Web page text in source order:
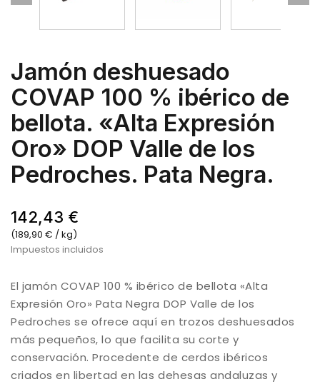
Jamón deshuesado
COVAP 100 % ibérico de
bellota. «Alta Expresión
Oro» DOP Valle de los
Pedroches. Pata Negra.
142,43 €
(189,90 € / kg)
Impuestos incluidos
El jamón COVAP 100 % ibérico de bellota «Alta
Expresión Oro» Pata Negra DOP Valle de los
Pedroches se ofrece aquí en trozos deshuesados
más pequeños, lo que facilita su corte y
conservación. Procedente de cerdos ibéricos
criados en libertad en las dehesas andaluzas y